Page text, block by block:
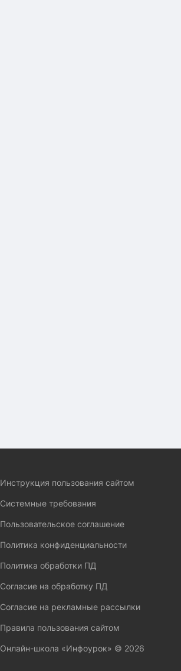
Инструкция пользования сайтом
Системные требования
Пользовательское соглашение
Политика конфиденциальности
Политика обработки ПД
Согласие на обработку ПД
Согласие на рекламные рассылки
Правила пользования сайтом
Онлайн-школа «Инфоурок» © 2026